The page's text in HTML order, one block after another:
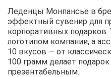
Леденцы Монпансье в
эффектный сувенир для
корпоративных
логотипом компании, а
10 вкусов — от
100 грамм делает
презентабельным.